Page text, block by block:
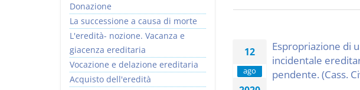
12
ago
Espropriazione di
incidentale
pendente. (Cass.
Donazione
La successione a causa di morte
L'eredità- nozione. Vacanza e
giacenza ereditaria
Vocazione e delazione ereditaria
Acquisto dell'eredità